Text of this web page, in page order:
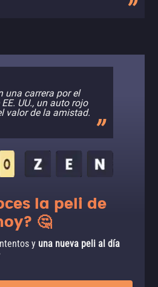
una carrera por el
UU., un auto rojo
valor de la amistad.
la peli de
🤔
y una nueva peli al día